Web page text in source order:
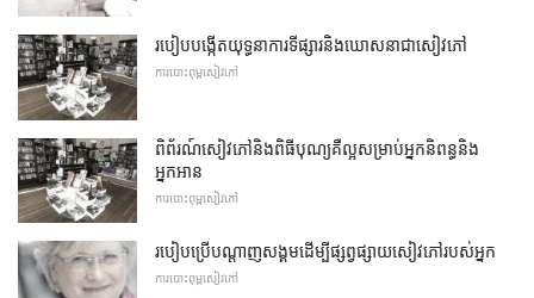
របៀបបង្កើតយុទ្ធនាការទីផ្សារនិងឃោសនាជាសៀវភៅ
ការបោះពុម្ពសៀវភៅ
ពិព័រណ៍សៀវភៅនិងពិធីបុណ្យគឺល្អសម្រាប់អ្នកនិពន្ធនិង
អ្នកអាន
ការបោះពុម្ពសៀវភៅ
របៀបប្រើបណ្តាញសង្គមដើម្បីផ្សព្វផ្សាយសៀវភៅរបស់អ្នក
ការបោះពុម្ពសៀវភៅ